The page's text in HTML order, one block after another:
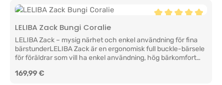
LELIBA Zack Bungi Coralie
LELIBA Zack – mysig närhet och enkel användning för fina
bärstunderLELIBA Zack är en ergonomisk full buckle-bärsele
för föräldrar som vill ha enkel användning, hög bärkomfort
dig både i vardagen och under längre bärstunder samtidigt
Ordinarie pris:
169,99 €